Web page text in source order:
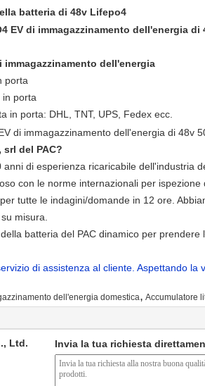
batteria di 48v Lifepo4
immagazzinamento dell'energia
porta
in porta
in porta: DHL, TNT, UPS, Fedex ecc.
del PAC?
anni di esperienza ricaricabile dell'industria
con le norme internazionali per
tutte le indagini/domande in 12 ore.
misura.
batteria del PAC dinamico per
di assistenza al cliente. Aspettando la
dell'energia domestica, Accumulatore
Ltd. Invia la tua richiesta